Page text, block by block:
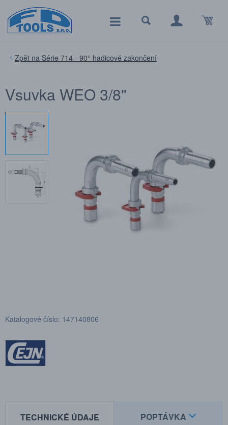
Série 714 - 90° hadicové zakončení
Vsuvka WEO 3/8"
Katalogové číslo: 147140806
TECHNICKÉ ÚDAJE POPTÁVKA